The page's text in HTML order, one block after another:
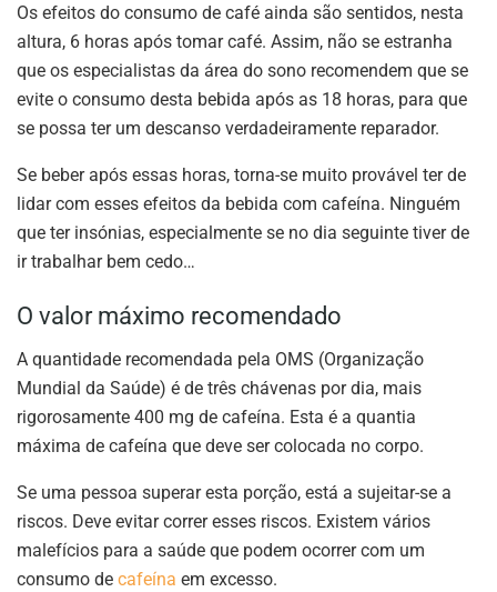
Os efeitos do consumo de café ainda são sentidos, nesta
altura, 6 horas após tomar café. Assim, não se estranha
que os especialistas da área do sono recomendem que se
evite o consumo desta bebida após as 18 horas, para que
se possa ter um descanso verdadeiramente reparador.
Se beber após essas horas, torna-se muito provável ter de
lidar com esses efeitos da bebida com cafeína. Ninguém
que ter insónias, especialmente se no dia seguinte tiver de
ir trabalhar bem cedo…
O valor máximo recomendado
A quantidade recomendada pela OMS (Organização
Mundial da Saúde) é de três chávenas por dia, mais
rigorosamente 400 mg de cafeína. Esta é a quantia
máxima de cafeína que deve ser colocada no corpo.
Se uma pessoa superar esta porção, está a sujeitar-se a
riscos. Deve evitar correr esses riscos. Existem vários
malefícios para a saúde que podem ocorrer com um
consumo de cafeína em excesso.